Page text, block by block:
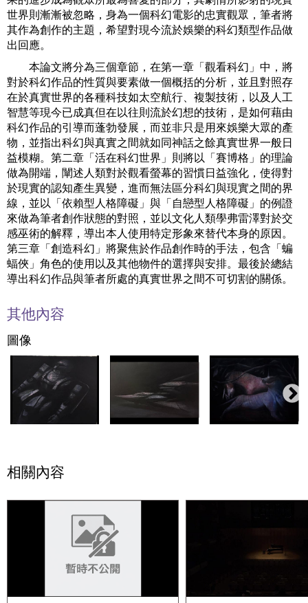
世界則漸漸被忽略，身為一個科幻電影的忠實觀眾，筆者將
其作為創作的主題，希望對現今流於娛樂的科幻類型作品做
出回應。
本論文將分為三個章節，在第一章「觀看科幻」中，將
對於科幻作品的性質與要素做一個概括的分析，並且對照存
在於真實世界的各種科技如太空航行、複製技術，以及人工
智慧等現今已成真但在以往則流於幻想的技術，是如何藉由
科幻作品的引導而蓬勃發展，而並非只是用來娛樂大眾的產
物，並指出科幻與真實之間就如同神話之餘真實世界一般日
益模糊。第二章「活在科幻世界」則將以「賽博格」的理論
做為開端，闡述人類對於觀看螢幕的習慣日益強化，使得對
於現實的認知產生異變，進而無法區分科幻與現實之間的界
線，並以「依賴型人格障礙」與「自戀型人格障礙」的例證
來做為筆者創作狀態的對照，並以文化人類學弗雷澤對於交
感巫術的解釋，導出本人使用特定形象來替代本身的原因。
第三章「創造科幻」將聚焦於作品創作時的手法，包含「蝙
蝠俠」角色的使用以及其他物件的選擇與安排。最後於總結
導出科幻作品與筆者所處的真實世界之間不可切割的關係。
其他內容
圖像
相關內容